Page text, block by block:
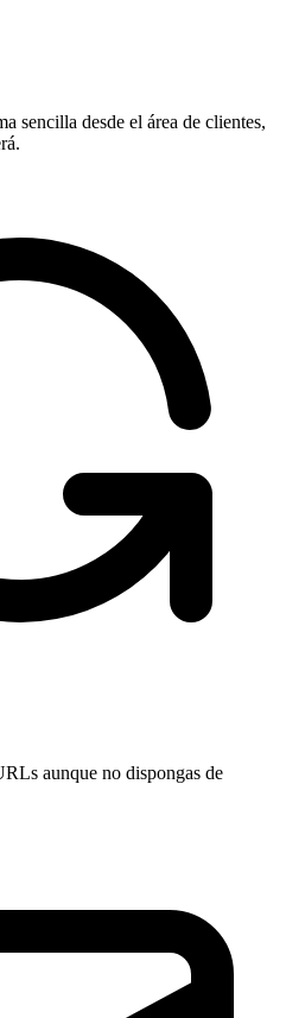
sencilla desde el área de clientes,
.
aunque no dispongas de